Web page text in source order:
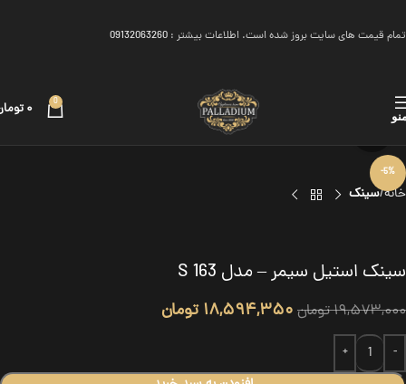
تمام قیمت های سایت بروز شده است. اطلاعات بیشتر : 09132063260
0 ۰
-5%
برای بزرگنمایی کلیک کنید
خانه سینک
سینک استیل سیمر – مدل S 163
۱۹,۵۷۳,۰۰۰تومان ۱۸,۵۹۴,۳۵۰ تومان